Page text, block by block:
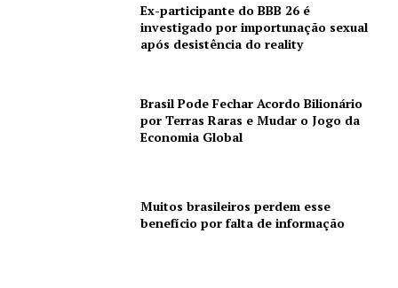
Ex-participante do BBB 26 é
investigado por importunação sexual
após desistência do reality
Brasil Pode Fechar Acordo Bilionário
por Terras Raras e Mudar o Jogo da
Economia Global
Muitos brasileiros perdem esse
benefício por falta de informação